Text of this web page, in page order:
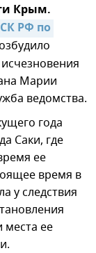
Крым.
РФ по
Марии
ведомства.
года
Саки, где
ее
время в
у следствия
места ее